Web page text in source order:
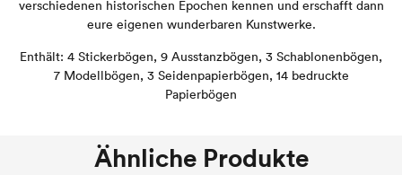
verschiedenen historischen Epochen kennen und erschafft dann
eure eigenen wunderbaren Kunstwerke.
Enthält: 4 Stickerbögen, 9 Ausstanzbögen, 3 Schablonenbögen,
7 Modellbögen, 3 Seidenpapierbögen, 14 bedruckte
Papierbögen
Ähnliche Produkte